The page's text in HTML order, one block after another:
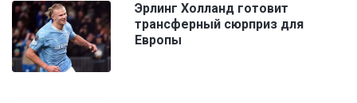
Эрлинг Холланд готовит
трансферный сюрприз для
Европы